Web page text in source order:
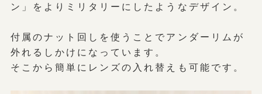
ン」をよりミリタリーにしたようなデザイン。
付属のナット回しを使うことでアンダーリムが
外れるしかけになっています。
そこから簡単にレンズの入れ替えも可能です。